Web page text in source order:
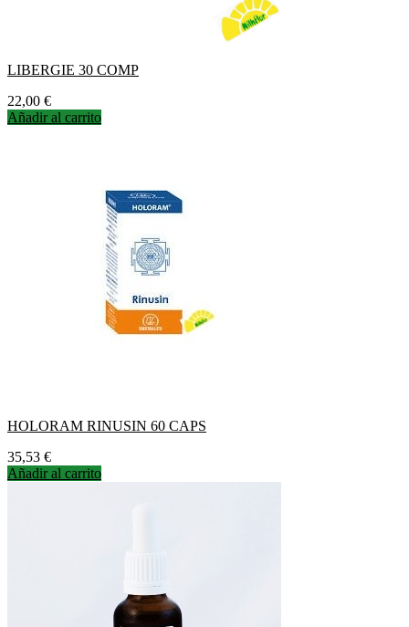
LIBERGIE 30 COMP
Precio
22,00 €
Añadir al carrito
HOLORAM RINUSIN 60 CAPS
Precio
35,53 €
Añadir al carrito